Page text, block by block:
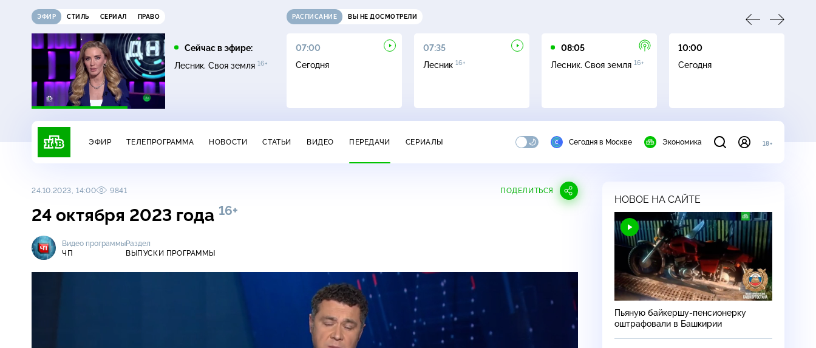
ЭФИР СТИЛЬ СЕРИАЛ ПРАВО
Сейчас в эфире:
Лесник. Своя земля 16+
РАСПИСАНИЕ ВЫ НЕ ДОСМОТРЕЛИ
05:00
05:25
Лесник16+
07:00
Сегодня
07:35
Лесник 16+
08:05
Лесник. Своя земля 16+
10:00
Сегодня
ЭФИР ТЕЛЕПРОГРАММА НОВОСТИ СТАТЬИ ВИДЕО ПЕРЕДАЧИ СЕРИАЛЫ Сегодня в Москве Экономика 18+
24.10.2023, 14:00 9841 ПОДЕЛИТЬСЯ
24 октября 2023 года 16+
Видео программы
ЧП
Раздел
ВЫПУСКИ ПРОГРАММЫ
НОВОЕ НА САЙТЕ
Пьяную байкершу-пенсионерку
оштрафовали в Башкирии